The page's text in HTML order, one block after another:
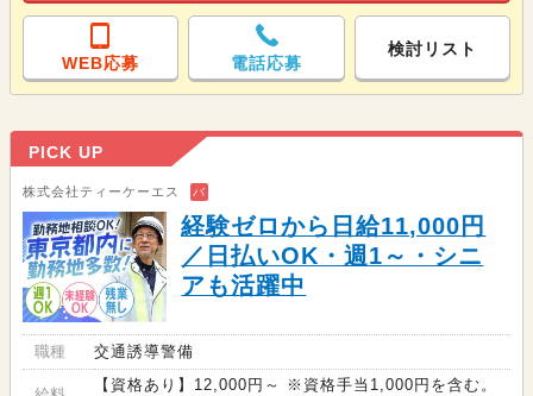
WEB応募 電話応募
検討リスト
PICK UP
株式会社ティーケーエス バ
経験ゼロから日給11,000円
／日払いOK・週1～・シニ
アも活躍中
職種 交通誘導警備
【資格あり】12,000円～ ※資格手当1,000円を含む。